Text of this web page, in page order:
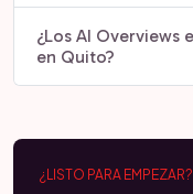
¿Los AI Overviews
en Quito?
¿LISTO PARA EMPEZAR?